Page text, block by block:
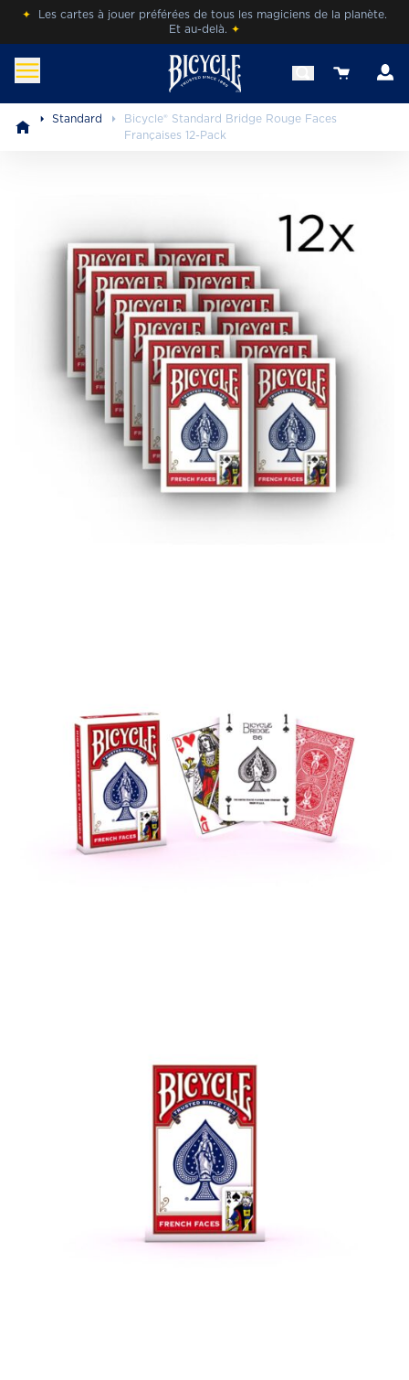
Skip✦ Les cartes à jouer préférées de tous les magiciens de la planète.
Et au-delà. ✦
befr.bicyclecards.com
Beleef de magie van Bicycle® Cards.
View your
Standard
Bicycle® Standard Bridge Rouge Faces
Françaises 12-Pack